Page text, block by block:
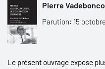
Pierre
Parution: 15
Le présent ouvrage expose